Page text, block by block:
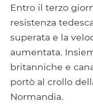
Entro il terzo
resistenza
superata e la
aumentata.
britanniche e
portò al crollo
Normandia.